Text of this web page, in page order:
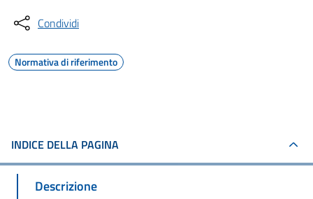
Condividi
Normativa di riferimento
INDICE DELLA PAGINA
Descrizione